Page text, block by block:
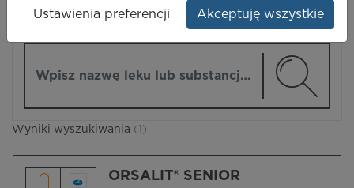
Wyniki wyszukiwania (1)
ORSALIT® SENIOR
Ustawienia preferencji Akceptuję wszystkie